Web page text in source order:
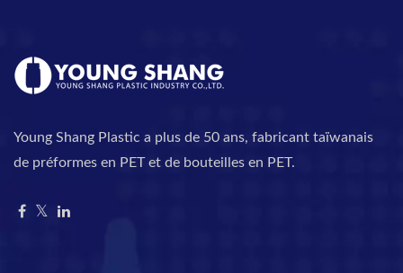
Young Shang Plastic a plus de 50 ans, fabricant taïwanais
de préformes en PET et de bouteilles en PET.